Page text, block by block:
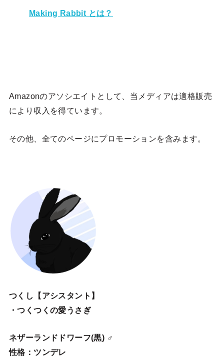
Making Rabbit とは？
Amazonのアソシエイトとして、当メディアは適格販売
により収入を得ています。
その他、全てのページにプロモーションを含みます。
つくし【アシスタント】
・つくつくの愛うさぎ
ネザーランドドワーフ(黒) ♂
性格：ツンデレ